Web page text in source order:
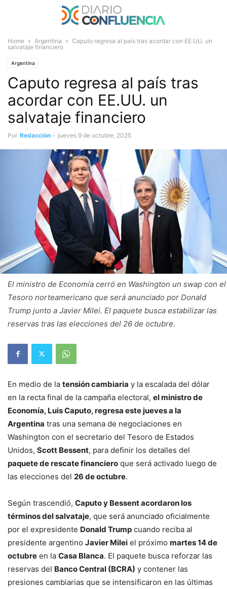
Home Argentina
Caputo regresa al país tras acordar con EE.UU. un
salvataje financiero
Argentina
Caputo regresa al país tras
acordar con EE.UU. un
salvataje financiero
Por Redacción - jueves 9 de octubre, 2025
El ministro de Economía cerró en Washington un swap con el
Tesoro norteamericano que será anunciado por Donald
Trump junto a Javier Milei. El paquete busca estabilizar las
reservas tras las elecciones del 26 de octubre.
En medio de la tensión cambiaria y la escalada del dólar
en la recta final de la campaña electoral, el ministro de
Economía, Luis Caputo, regresa este jueves a la
Argentina tras una semana de negociaciones en
Washington con el secretario del Tesoro de Estados
Unidos, Scott Bessent, para definir los detalles del
paquete de rescate financiero que será activado luego de
las elecciones del 26 de octubre.
Según trascendió, Caputo y Bessent acordaron los
términos del salvataje, que será anunciado oficialmente
por el expresidente Donald Trump cuando reciba al
presidente argentino Javier Milei el próximo martes 14 de
octubre en la Casa Blanca. El paquete busca reforzar las
reservas del Banco Central (BCRA) y contener las
presiones cambiarias que se intensificaron en las últimas